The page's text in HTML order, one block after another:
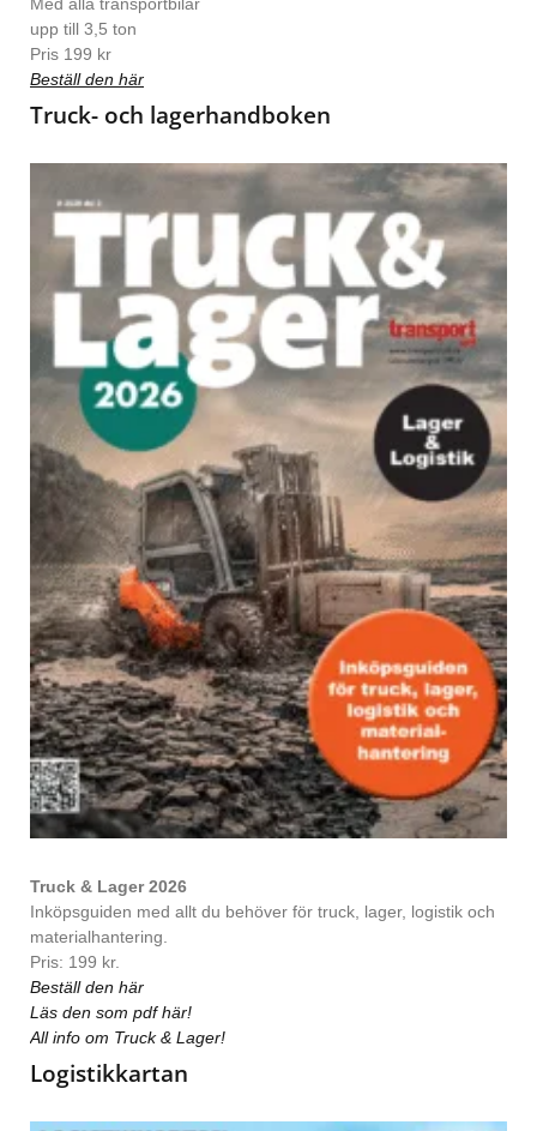
upp till 3,5 ton
Pris 199 kr
Beställ den här
Truck- och lagerhandboken
Truck & Lager 2026
Inköpsguiden med allt du behöver för truck, lager, logistik och
materialhantering.
Pris: 199 kr.
Beställ den här
Läs den som pdf här!
All info om Truck & Lager!
Logistikkartan